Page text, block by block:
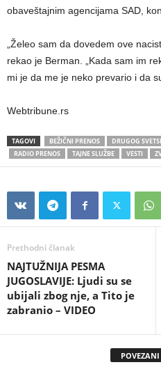
obaveštajnim agencijama SAD,
„Želeo sam da dovedem ove
rekao je Berman. „Kada sam im
mi je da me je neko prevario i da
Webtribune.rs
TAGOVI BEŽIČNI PRENOS DRUGOG
RADIO PRENOS
TAJNE SLUŽBE VESTI
Prethodni članak
NAJTUŽNIJA PESMA
JUGOSLAVIJE: Ljudi su se
ubijali zbog nje, a Tito je
zabranio – VIDEO